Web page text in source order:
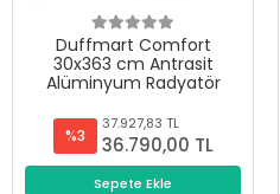
Duffmart Comfort
30x363 cm Antrasit
Alüminyum Radyatör
%3
37.927,83 TL
36.790,00 TL
Sepete Ekle